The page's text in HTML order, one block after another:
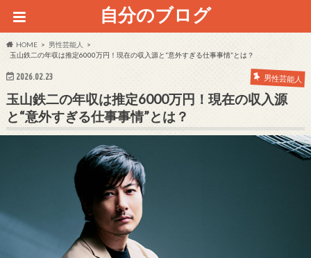
自分のブログ
HOME
男性芸能人
玉山鉄二の年収は推定6000万円！現在の収入源と“意外すぎる仕事事情”とは？
2026.02.23 男性芸能人
玉山鉄二の年収は推定6000万円！現在の収入源
と“意外すぎる仕事事情”とは？